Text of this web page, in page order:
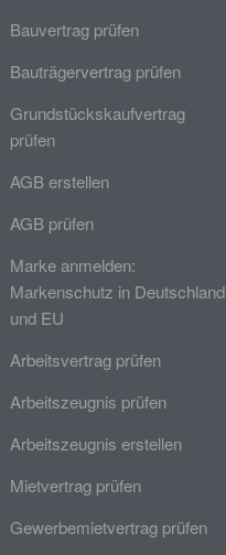
Bauvertrag prüfen
Bauträgervertrag prüfen
Grundstückskaufvertrag
prüfen
AGB erstellen
AGB prüfen
Marke anmelden:
Markenschutz in Deutschland
und EU
Arbeitsvertrag prüfen
Arbeitszeugnis prüfen
Arbeitszeugnis erstellen
Mietvertrag prüfen
Gewerbemietvertrag prüfen